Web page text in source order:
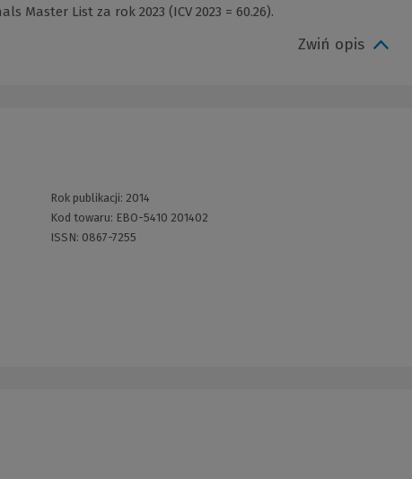
Master List za rok 2023 (ICV 2023 = 60.26).
Zwiń opis
Rok publikacji: 2014
Kod towaru: EBO-5410 201402
ISSN: 0867-7255